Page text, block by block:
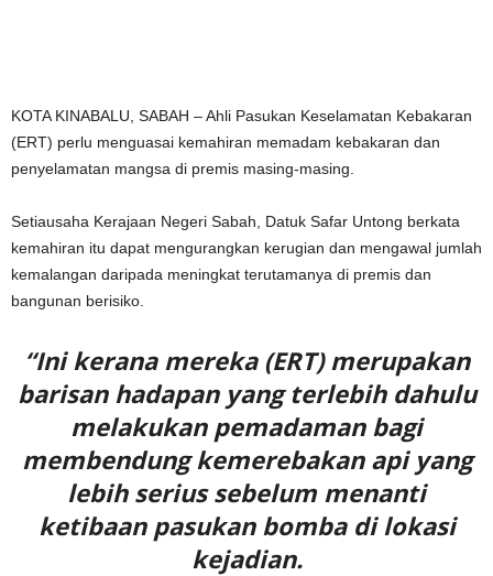
KOTA KINABALU, SABAH – Ahli Pasukan Keselamatan Kebakaran
(ERT) perlu menguasai kemahiran memadam kebakaran dan
penyelamatan mangsa di premis masing-masing.
Setiausaha Kerajaan Negeri Sabah, Datuk Safar Untong berkata
kemahiran itu dapat mengurangkan kerugian dan mengawal jumlah
kemalangan daripada meningkat terutamanya di premis dan
bangunan berisiko.
“Ini kerana mereka (ERT) merupakan
barisan hadapan yang terlebih dahulu
melakukan pemadaman bagi
membendung kemerebakan api yang
lebih serius sebelum menanti
ketibaan pasukan bomba di lokasi
kejadian.